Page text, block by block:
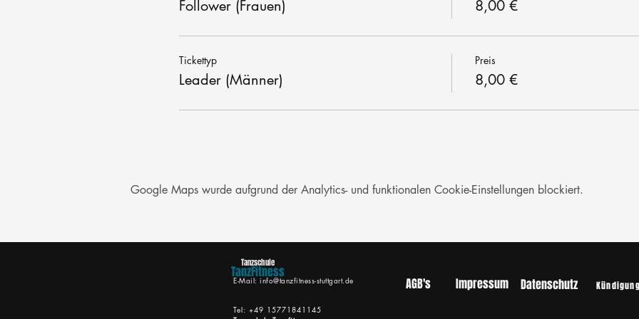
Follower (Frauen) 8,00 €
Tickettyp
Leader (Männer)
Preis
8,00 €
Google Maps wurde aufgrund der Analytics- und funktionalen Cookie-Einstellungen blockiert.
E-Mail: info@tanzfitness-stuttgart.de
Tanzschule
TanzFitness
AGB's Impressum Datenschutz Kündigung
Tel: +49 15771841145